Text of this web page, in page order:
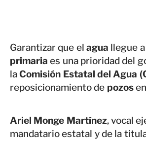
Garantizar que el agua llegue
primaria es una prioridad del
laComisión Estatal del Agua
reposicionamiento de pozos
Ariel Monge Martínez, vocal
mandatario estatal y de la